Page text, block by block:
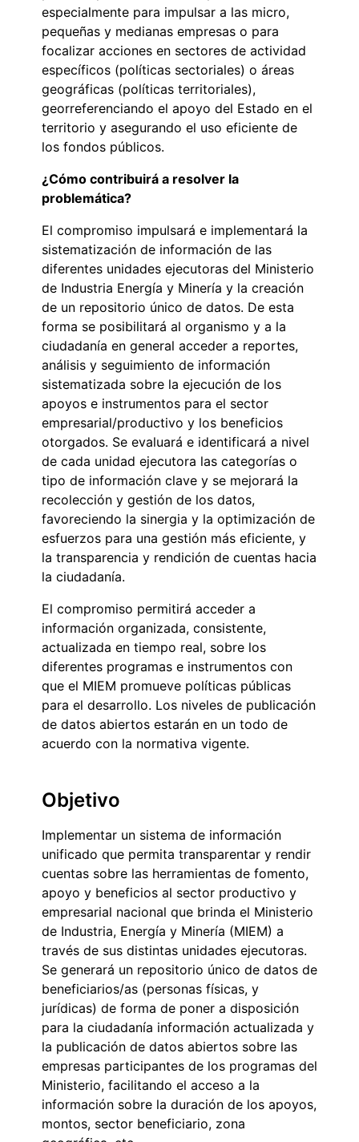
especialmente para impulsar a las micro,
pequeñas y medianas empresas o para
focalizar acciones en sectores de actividad
específicos (políticas sectoriales) o áreas
geográficas (políticas territoriales),
georreferenciando el apoyo del Estado en el
territorio y asegurando el uso eficiente de
los fondos públicos.
¿Cómo contribuirá a resolver la
problemática?
El compromiso impulsará e implementará la
sistematización de información de las
diferentes unidades ejecutoras del Ministerio
de Industria Energía y Minería y la creación
de un repositorio único de datos. De esta
forma se posibilitará al organismo y a la
ciudadanía en general acceder a reportes,
análisis y seguimiento de información
sistematizada sobre la ejecución de los
apoyos e instrumentos para el sector
empresarial/productivo y los beneficios
otorgados. Se evaluará e identificará a nivel
de cada unidad ejecutora las categorías o
tipo de información clave y se mejorará la
recolección y gestión de los datos,
favoreciendo la sinergia y la optimización de
esfuerzos para una gestión más eficiente, y
la transparencia y rendición de cuentas hacia
la ciudadanía.
El compromiso permitirá acceder a
información organizada, consistente,
actualizada en tiempo real, sobre los
diferentes programas e instrumentos con
que el MIEM promueve políticas públicas
para el desarrollo. Los niveles de publicación
de datos abiertos estarán en un todo de
acuerdo con la normativa vigente.
Objetivo
Implementar un sistema de información
unificado que permita transparentar y rendir
cuentas sobre las herramientas de fomento,
apoyo y beneficios al sector productivo y
empresarial nacional que brinda el Ministerio
de Industria, Energía y Minería (MIEM) a
través de sus distintas unidades ejecutoras.
Se generará un repositorio único de datos de
beneficiarios/as (personas físicas, y
jurídicas) de forma de poner a disposición
para la ciudadanía información actualizada y
la publicación de datos abiertos sobre las
empresas participantes de los programas del
Ministerio, facilitando el acceso a la
información sobre la duración de los apoyos,
montos, sector beneficiario, zona